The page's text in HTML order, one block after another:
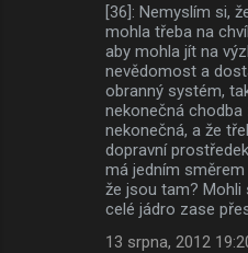
[36]: Nemyslím si,
mohla třeba na
aby mohla jít na
nevědomost a
obranný systém,
nekonečná
nekonečná, a že
dopravní
má jedním
že jsou tam?
celé jádro zase
13 srpna, 2012